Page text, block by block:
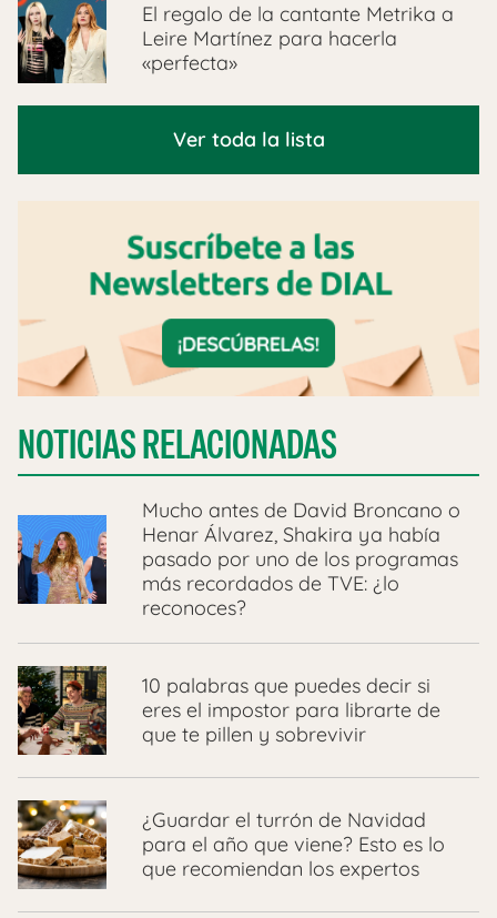
El regalo de la cantante Metrika a
Leire Martínez para hacerla
«perfecta»
Ver toda la lista
NOTICIAS RELACIONADAS
Mucho antes de David Broncano o
Henar Álvarez, Shakira ya había
pasado por uno de los programas
más recordados de TVE: ¿lo
reconoces?
10 palabras que puedes decir si
eres el impostor para librarte de
que te pillen y sobrevivir
¿Guardar el turrón de Navidad
para el año que viene? Esto es lo
que recomiendan los expertos